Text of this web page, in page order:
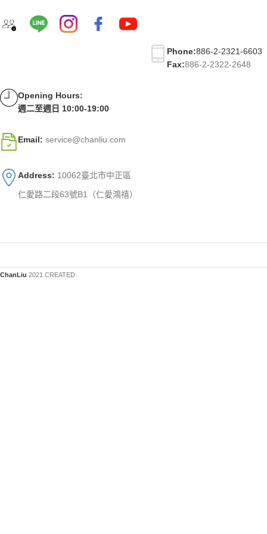
Phone:886-2-2321-6603
Fax:886-2-2322-2648
Opening Hours:
週二至週日 10:00-19:00
Email: service@chanliu.com
Address: 10062臺北市中正區
仁愛路二段63號B1（仁愛鴻禧）
ChanLiu 2021 CREATED